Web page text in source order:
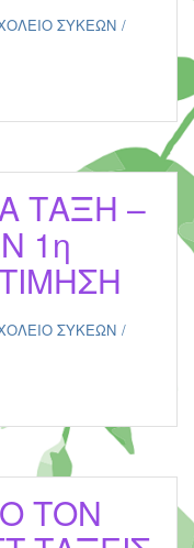
ΣΥΚΕΩΝ
ΤΑΞΗ –
1η
ΣΥΚΕΩΝ
ΤΟΝ